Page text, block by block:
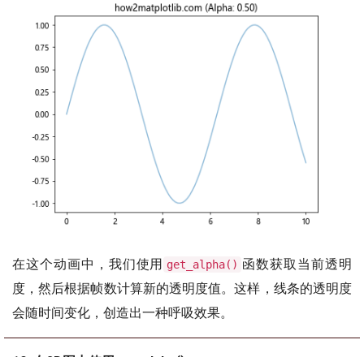
在这个动画中，我们使用 get_alpha() 函数获取当前透明
度，然后根据帧数计算新的透明度值。这样，线条的透明度
会随时间变化，创造出一种呼吸效果。